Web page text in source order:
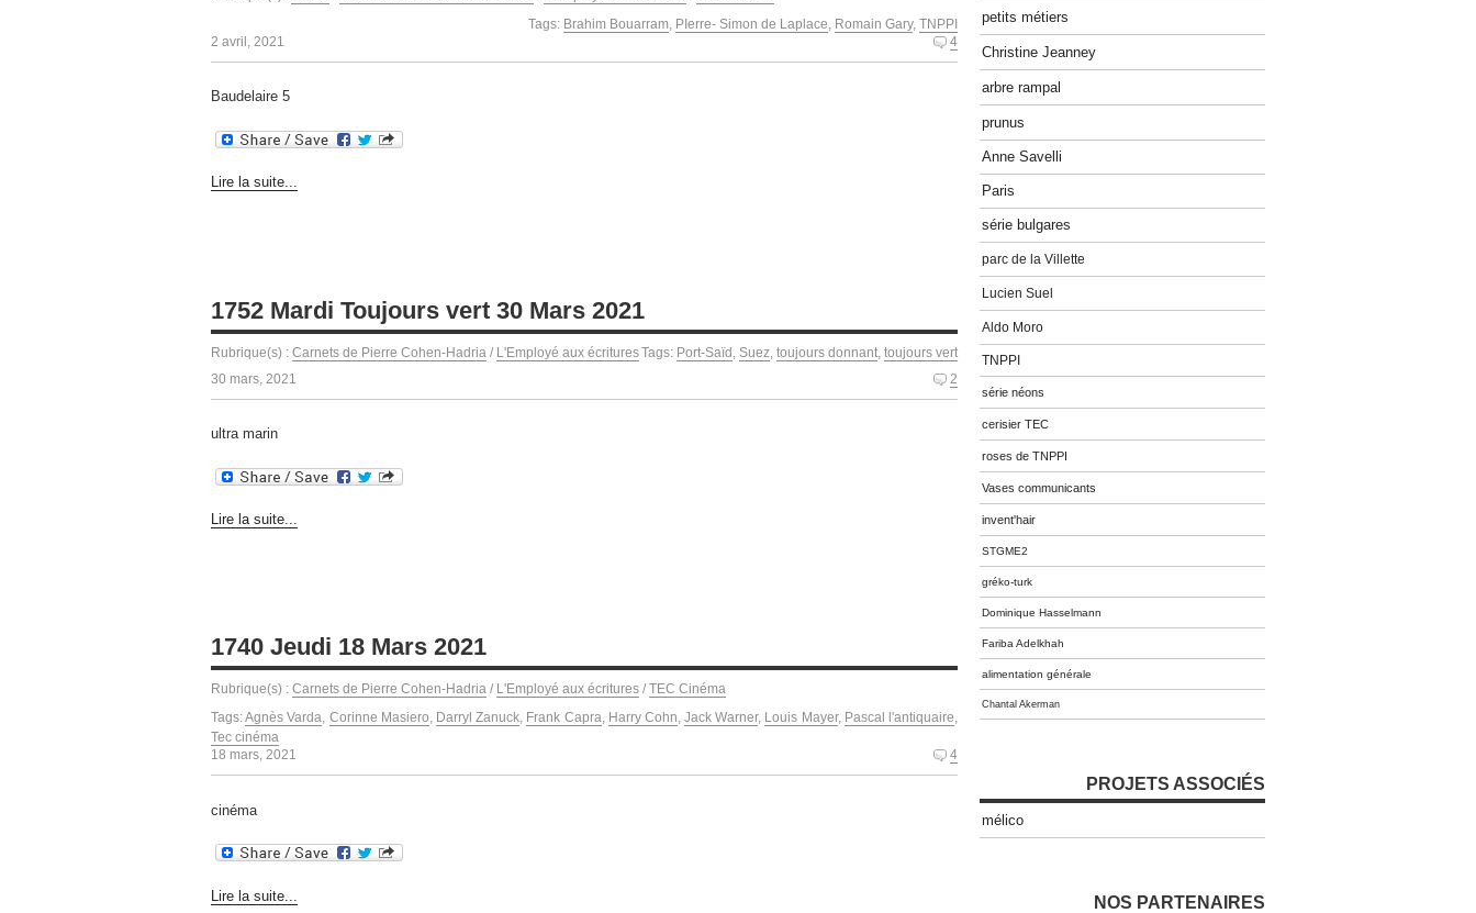
Tags: Brahim Bouarram PIerre- Simon de Laplace Romain Gary, TNPPI
2 avril, 2021
4
Baudelaire 5
Lire la suite...
1752 Mardi Toujours vert 30 Mars 2021
Rubrique(s) : Carnets de Pierre Cohen-Hadria / L'Employé aux écrituresTags: Port-Saïd Suez toujours donnant toujours vert
30 mars, 2021
2
ultra marin
Lire la suite...
1740 Jeudi 18 Mars 2021
Rubrique(s) : Carnets de Pierre Cohen-Hadria / L'Employé aux écritures / TEC Cinéma
Tags:Agnès Varda, Corinne Masiero, Darryl Zanuck, Frank Capra, Harry Cohn,Jack Warner, Louis Mayer, Pascal l'antiquaire,
Tec cinéma
18 mars, 2021
4
cinéma
Lire la suite...
petits métiers
Christine Jeanney
arbre rampal
prunus
Anne Savelli
Paris
série bulgares
parc de la Villette
Lucien Suel
Aldo Moro
TNPPI
série néons
cerisier TEC
roses de TNPPI
Vases communicants
invent'hair
STGME2
gréko-turk
Dominique Hasselmann
Fariba Adelkhah
alimentation générale
Chantal Akerman
PROJETS ASSOCIÉS
mélico
NOS PARTENAIRES